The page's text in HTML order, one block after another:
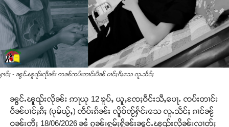
ႁၢင်ႈ - ၼွင်ႉၽူၺ်းလိုၼ်း ဢၼ်ၸပ်းတၢင်းပဵၼ် ပၢင်ႈၵီႈသေ လူႉသဵင်ႈ
ၼွင်ႉၽူၺ်းလိုၼ်း ဢႃယု 12 ၶူပ်ႇ ယူႇၸႄႈဝဵင်းသီႇပေႃႉ ၸပ်းတၢင်း
ပဵၼ်ပၢင်ႈၵီႈ (ပုမ်ယႂ်ႇ) ၸဵပ်းၵႅၼ်း လိူဝ်ၸႂ်ႁႅင်းသေ လူႉသဵင်ႈ ၵၢင်ၼႂ်
ဝၼ်းတီႈ 18/06/2026 ၼႆ ၵူၼ်းႁူမ်ႈႁိူၼ်းၼွင်ႉၽူၺ်းလိုၼ်းလၢတ်ႈ